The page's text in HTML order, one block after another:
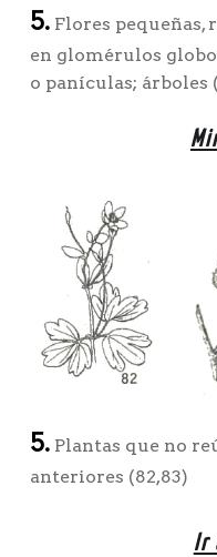
5.Flores pequeñas,
en glomérulos
o panículas; árboles
5.Plantas que no
anteriores (82,83)
Ir